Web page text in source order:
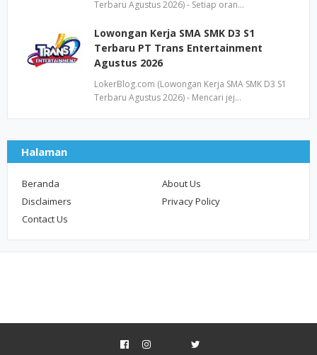
Terbaru Agustus 2026) - Setiap oran…
Lowongan Kerja SMA SMK D3 S1
Terbaru PT Trans Entertainment
Agustus 2026
LokerBlog.com (Lowongan Kerja SMA SMK D3 S1
Terbaru Agustus 2026) - Mencari jej…
Halaman
Beranda
About Us
Disclaimers
Privacy Policy
Contact Us